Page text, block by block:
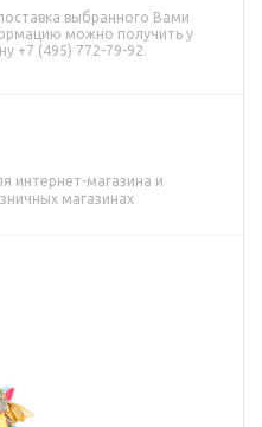
выбранного Вами
можно получить у
+7 (495) 772-79-92.
интернет-магазина и
магазинах